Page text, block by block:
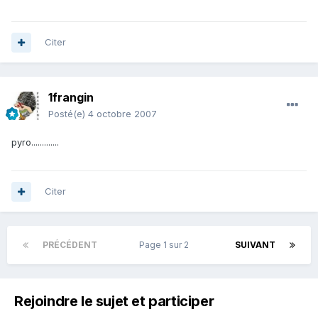
Citer
1frangin
Posté(e) 4 octobre 2007
pyro.............
Citer
PRÉCÉDENT SUIVANT
Page 1 sur 2
Rejoindre le sujet et participer